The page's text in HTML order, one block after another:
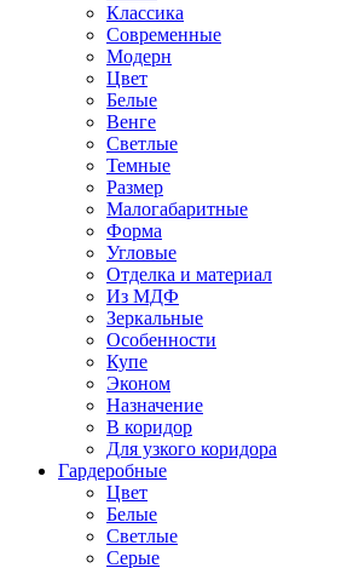
Классика
Современные
Модерн
Цвет
Белые
Венге
Светлые
Темные
Размер
Малогабаритные
Форма
Угловые
Отделка и материал
Из МДФ
Зеркальные
Особенности
Купе
Эконом
Назначение
В коридор
Для узкого коридора
Гардеробные
Цвет
Белые
Светлые
Серые